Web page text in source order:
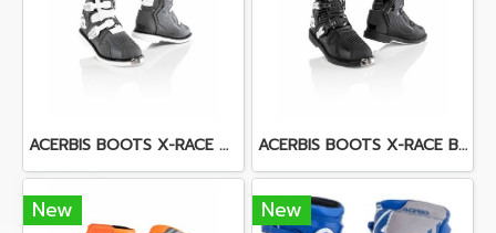
ACERBIS BOOTS X-RACE GREY ACERBIS BOOTS X-RACE BLACK
New New